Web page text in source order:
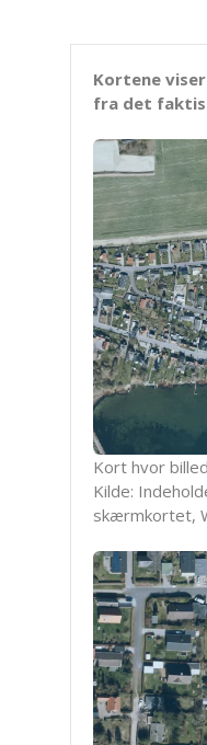
Kortene
fra det
Kort hvor
Kilde:
skærmkortet,